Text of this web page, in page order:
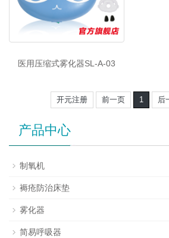
医用压缩式雾化器SL-A-03
开元注册 前一页 1 后
产品中心
制氧机
褥疮防治床垫
雾化器
简易呼吸器